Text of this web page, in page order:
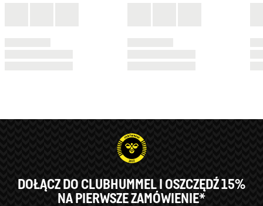
DOŁĄCZ DO CLUBHUMMEL I OSZCZĘDŹ 15%
NA PIERWSZE ZAMÓWIENIE*